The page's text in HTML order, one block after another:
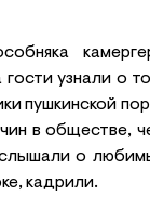
узнали о
пушкинской
в обществе,
о
кадрили.